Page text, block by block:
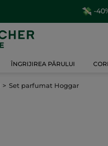
-
ÎNGRIJIREA PĂRULUI
Set parfumat Hoggar